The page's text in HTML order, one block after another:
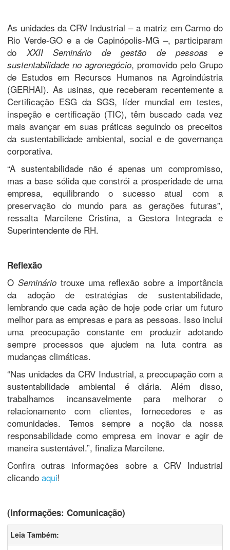
As unidades da CRV Industrial – a matriz em Carmo do
Rio Verde-GO e a de Capinópolis-MG –, participaram
doXXII Seminário de gestão de pessoas e
sustentabilidade no agronegócio, promovido pelo Grupo
de Estudos em Recursos Humanos na Agroindústria
(GERHAI). As usinas, que receberam recentemente a
Certificação ESG da SGS, líder mundial em testes,
inspeção e certificação (TIC), têm buscado cada vez
mais avançar em suas práticas seguindo os preceitos
da sustentabilidade ambiental, social e de governança
corporativa.
“A sustentabilidade não é apenas um compromisso,
mas a base sólida que constrói a prosperidade de uma
empresa, equilibrando o sucesso atual com a
preservação do mundo para as gerações futuras”,
ressalta Marcilene Cristina, a Gestora Integrada e
Superintendente de RH.
Reflexão
O Semináriotrouxe uma reflexão sobre a importância
da adoção de estratégias de sustentabilidade,
lembrando que cada ação de hoje pode criar um futuro
melhor para as empresas e para as pessoas. Isso inclui
uma preocupação constante em produzir adotando
sempre processos que ajudem na luta contra as
mudanças climáticas.
“Nas unidades da CRV Industrial, a preocupação com a
sustentabilidade ambiental é diária. Além disso,
trabalhamos incansavelmente para melhorar o
relacionamento com clientes, fornecedores e as
comunidades. Temos sempre a noção da nossa
responsabilidade como empresa em inovar e agir de
maneira sustentável.”, finaliza Marcilene.
Confira outras informações sobre a CRV Industrial
clicando aqui!
(Informações: Comunicação)
Leia Também: